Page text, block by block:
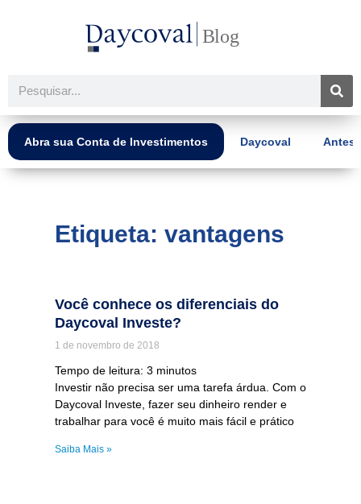
Pesquisar
Abra sua Conta de Investimentos Daycoval Antes
Etiqueta: vantagens
Você conhece os diferenciais do
Daycoval Investe?
1 de novembro de 2018
Tempo de leitura: 3 minutos
Investir não precisa ser uma tarefa árdua. Com o
Daycoval Investe, fazer seu dinheiro render e
trabalhar para você é muito mais fácil e prático
Saiba Mais »